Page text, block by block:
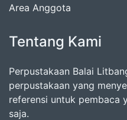
Area Anggota
Tentang Kami
Perpustakaan Balai
perpustakaan yang
referensi untuk pembaca
saja.